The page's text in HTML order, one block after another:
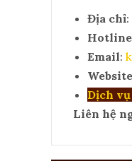
Địa chỉ
Hotline
Email:
Website
Dịch
Liên hệ